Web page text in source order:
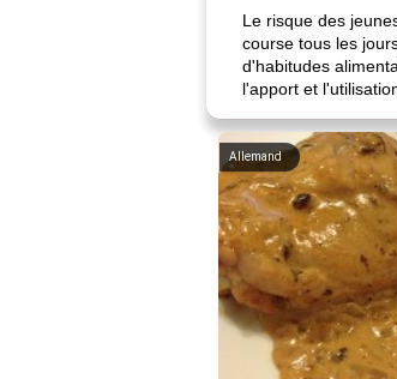
Le risque des
course tous les
d'habitudes
l'apport et
Allemand